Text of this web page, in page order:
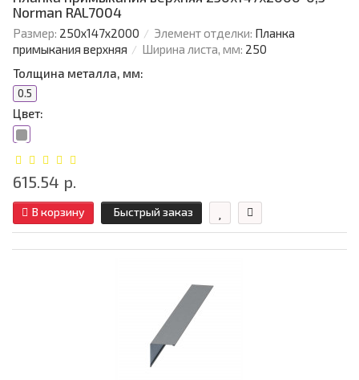
Norman RAL7004
Размер: 250х147х2000 Элемент отделки: Планка
примыкания верхняя
Ширина листа, мм: 250
Толщина металла, мм:
0.5
Цвет:
615.54 р.
В корзину Быстрый заказ